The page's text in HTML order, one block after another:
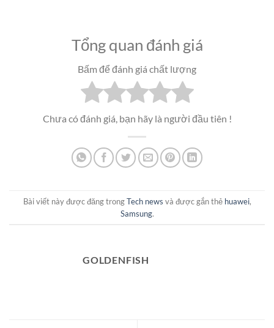
Tổng quan đánh giá
Bấm để đánh giá chất lượng
Chưa có đánh giá, bạn hãy là người đầu tiên !
Bài viết này được đăng trongTech news và được gắn thẻ huawei,
Samsung.
GOLDENFISH